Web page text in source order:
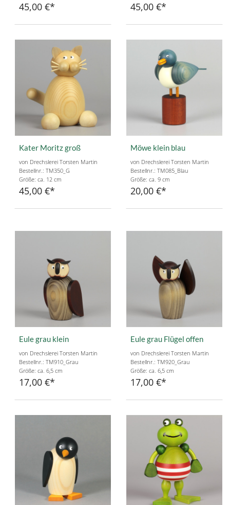
45,00 € 45,00 €
Kater Moritz groß
von Drechslerei Torsten Martin
Bestellnr.: TM350_G
Größe: ca. 12 cm
45,00 €
Möwe klein blau
von Drechslerei Torsten Martin
Bestellnr.: TM085_Blau
Größe: ca. 9 cm
20,00 €
Eule grau klein
von Drechslerei Torsten Martin
Bestellnr.: TM910_Grau
Größe: ca. 6,5 cm
17,00 €
Eule grau Flügel offen
von Drechslerei Torsten Martin
Bestellnr.: TM920_Grau
Größe: ca. 6,5 cm
17,00 €